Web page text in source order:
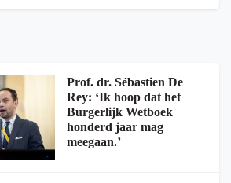
Prof. dr. Sébastien De
Rey: ‘Ik hoop dat het
Burgerlijk Wetboek
honderd jaar mag
meegaan.’